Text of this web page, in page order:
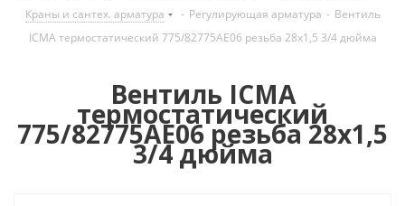
Краны и сантех. арматура
- Регулирующая арматура - Вентиль
ICMA термостатический 775/82775AE06 резьба 28х1,5 3/4 дюйма
Вентиль ICMA
термостатический
775/82775AE06 резьба 28х1,5
3/4 дюйма